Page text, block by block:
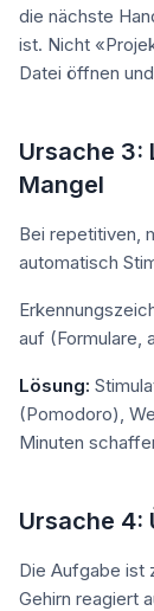
die nächste
ist. Nicht
Datei öffnen
Ursache 3:
Mangel
Bei repetitiven,
automatisch
auf (Formulare,
Lösung:
(Pomodoro),
Minuten
Ursache 4:
Die Aufgabe ist
Gehirn reagiert